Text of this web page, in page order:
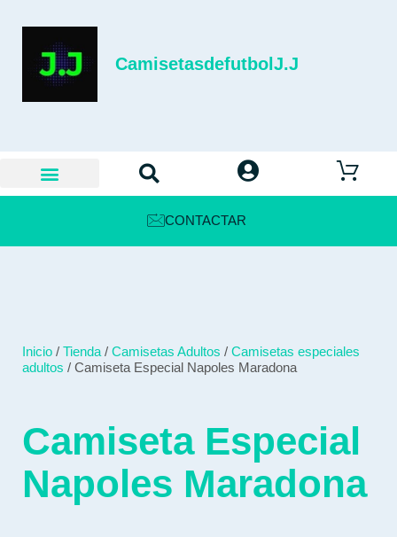
CamisetasdefutbolJ.J
CONTACTAR
Inicio / Tienda / Camisetas Adultos / Camisetas especiales
adultos / Camiseta Especial Napoles Maradona
Camiseta Especial
Napoles Maradona